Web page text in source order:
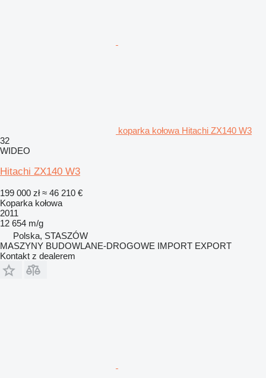
koparka kołowa Hitachi ZX140 W3
32
WIDEO
Hitachi ZX140 W3
199 000 zł ≈ 46 210 €
Koparka kołowa
2011
12 654 m/g
Polska, STASZÓW
MASZYNY BUDOWLANE-DROGOWE IMPORT EXPORT
Kontakt z dealerem